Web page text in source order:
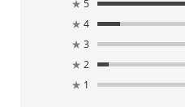
★ 5
★ 4
★ 3
★ 2
★ 1